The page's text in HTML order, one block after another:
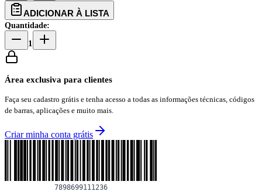
ADICIONAR À LISTA
Quantidade:
1
Área exclusiva para clientes
Faça seu cadastro grátis e tenha acesso a todas as informações técnicas, códigos
de barras, aplicações e muito mais.
Criar minha conta grátis